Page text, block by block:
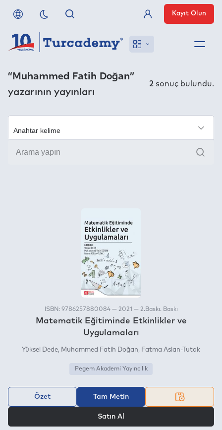
Referanslarımız
Uzaktan Erişim
Nasıl Erişirim
Üye Girişi
Kayıt Olun
“Muhammed Fatih Doğan”
yazarının yayınları
2 sonuç bulundu.
Ara
ISBN: 9786257880084 — 2021 — 2.Baskı. Baskı
Matematik Eğitiminde Etkinlikler ve
Uygulamaları
Yüksel Dede Muhammed Fatih Doğan Fatma Aslan-Tutak
Pegem Akademi Yayıncılık
Özet Tam Metin
Satın Al